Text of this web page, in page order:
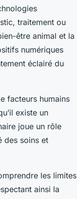
traitement ou
être animal et la
numériques
éclairé du
facteurs humains
existe un
joue un rôle
des soins et
les limites
ainsi la